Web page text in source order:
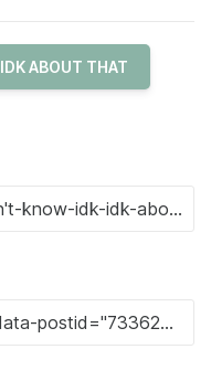
IDK ABOUT THAT